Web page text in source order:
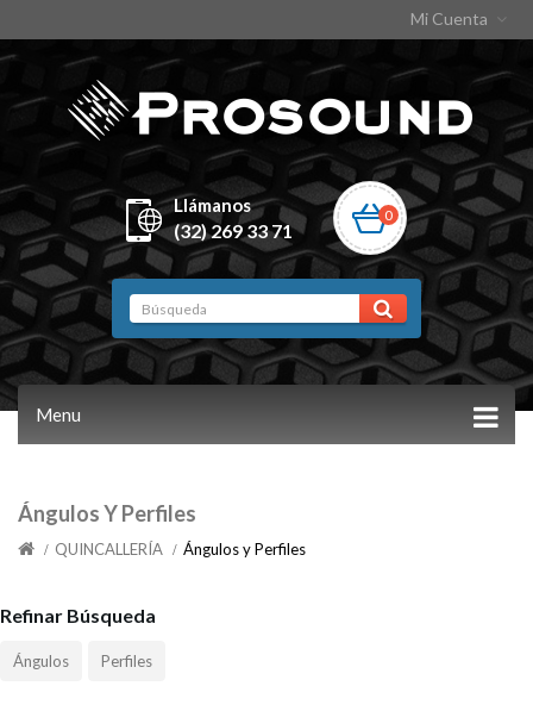
Mi Cuenta
Llámanos
(32) 269 33 71
0
Menu
Ángulos Y Perfiles
QUINCALLERÍA Ángulos y Perfiles
Refinar Búsqueda
Ángulos Perfiles